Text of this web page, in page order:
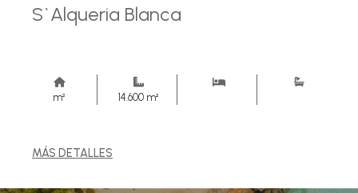
S`Alqueria Blanca
m² 14.600 m²
MÁS DETALLES